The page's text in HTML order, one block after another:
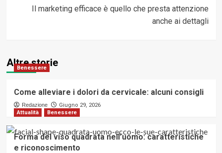
Il marketing efficace è quello che presta attenzione
anche ai dettagli
Altre storie
Benessere
Come alleviare i dolori da cervicale: alcuni consigli
Redazione
Giugno 29, 2026
Attualità
Benessere
Forma del viso quadrata nell’uomo: caratteristiche
e riconoscimento